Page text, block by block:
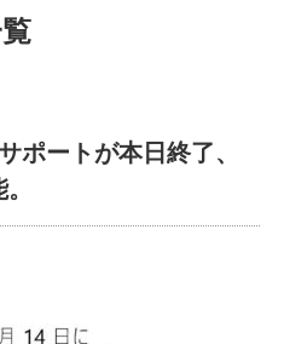
ポートが本日終了、